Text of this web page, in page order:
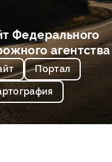
Федерального
агентства
Портал